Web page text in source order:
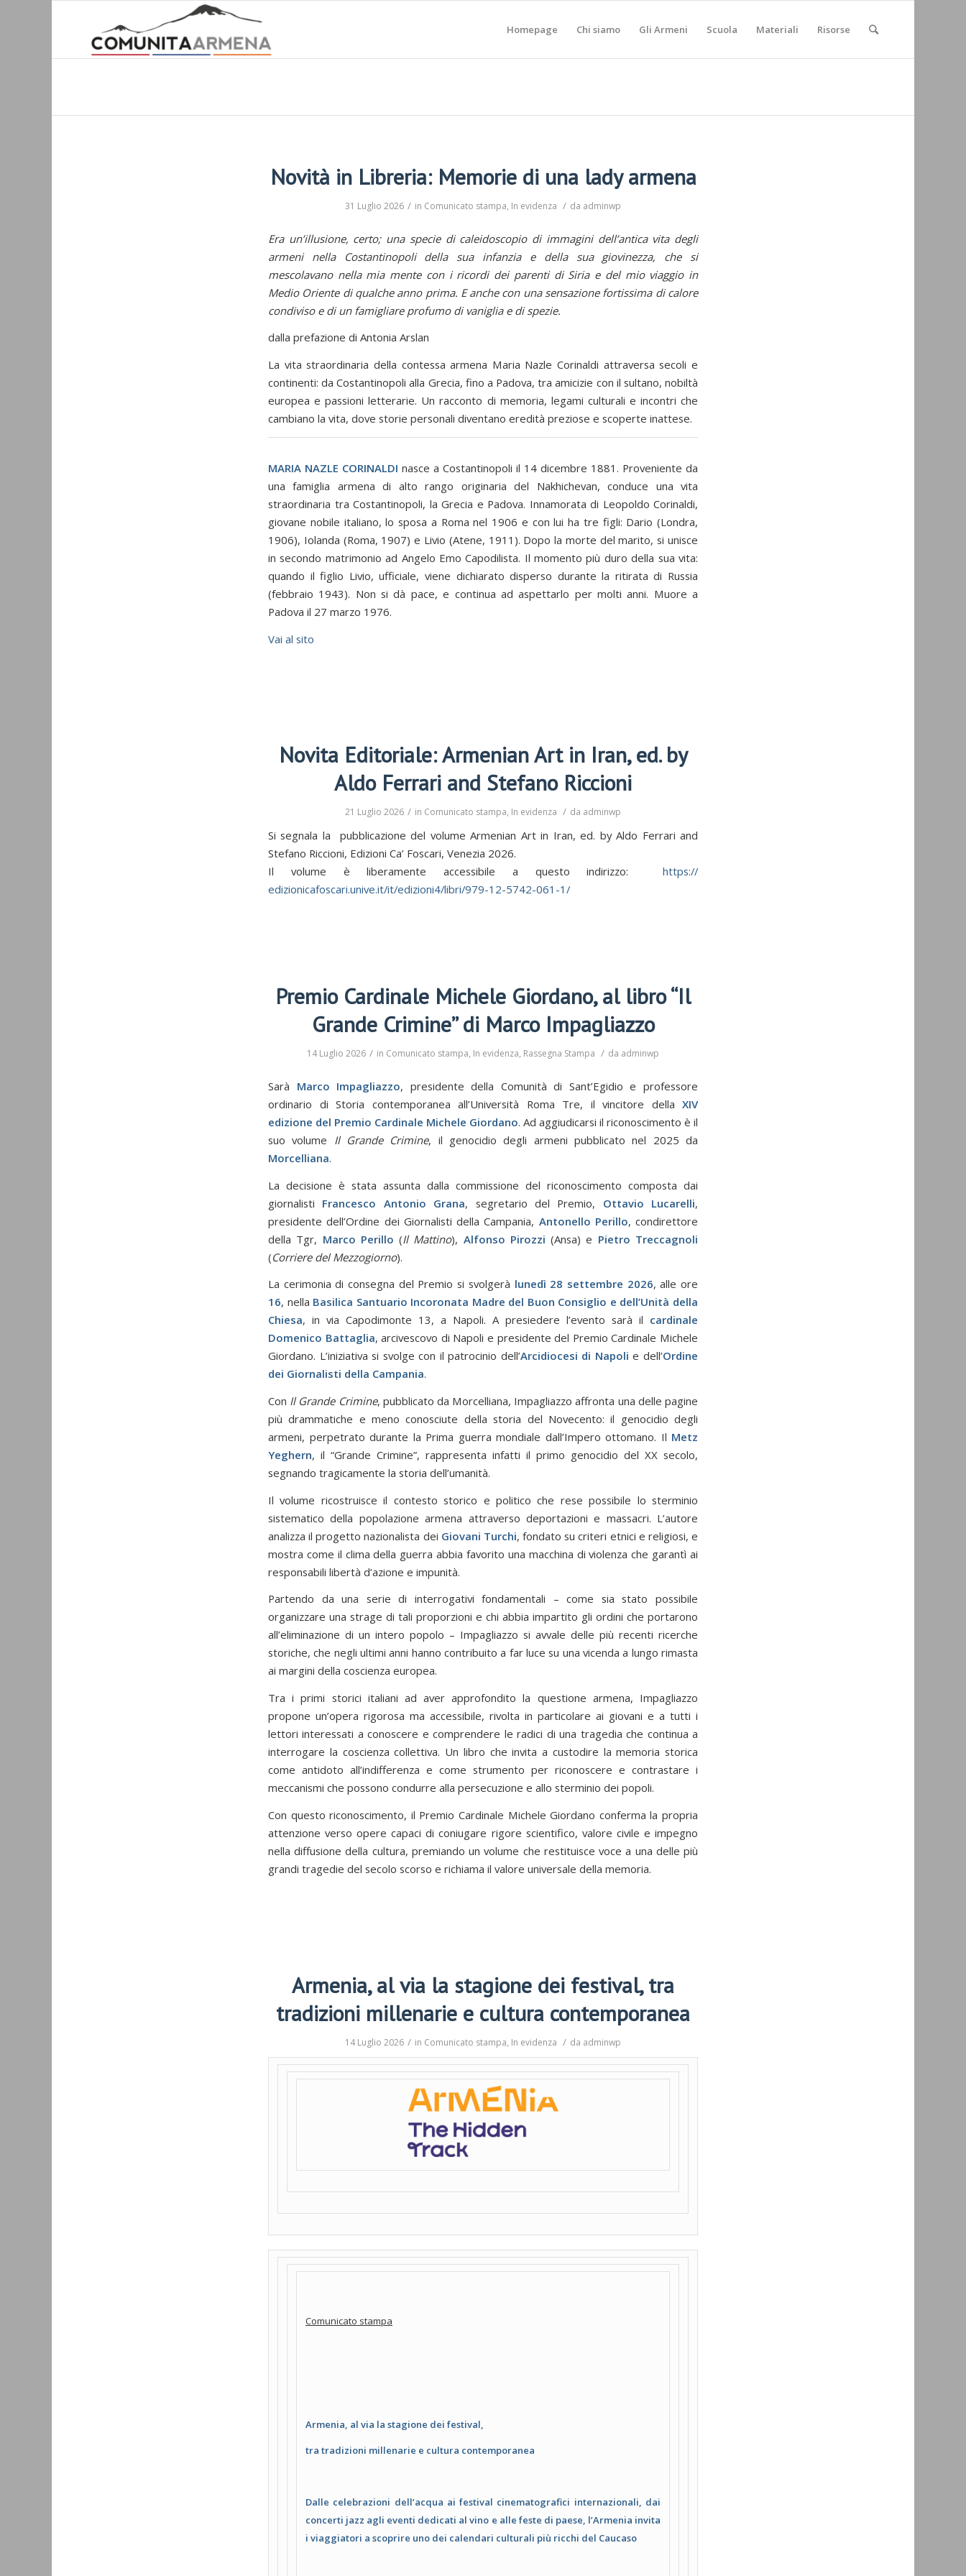
Homepage Chi siamo Gli Armeni Scuola Materiali Risorse
Novità in Libreria: Memorie di una lady armena
31 Luglio 2026 / in Comunicato stampa, In evidenza / da adminwp
Era un’illusione, certo; una specie di caleidoscopio di immagini dell’antica vita degli
armeni nella Costantinopoli della sua infanzia e della sua giovinezza, che si
mescolavano nella mia mente con i ricordi dei parenti di Siria e del mio viaggio in
Medio Oriente di qualche anno prima. E anche con una sensazione fortissima di calore
condiviso e di un famigliare profumo di vaniglia e di spezie.
dalla prefazione di Antonia Arslan
La vita straordinaria della contessa armena Maria Nazle Corinaldi attraversa secoli e
continenti: da Costantinopoli alla Grecia, fino a Padova, tra amicizie con il sultano, nobiltà
europea e passioni letterarie. Un racconto di memoria, legami culturali e incontri che
cambiano la vita, dove storie personali diventano eredità preziose e scoperte inattese.
MARIA NAZLE CORINALDI nasce a Costantinopoli il 14 dicembre 1881. Proveniente da
una famiglia armena di alto rango originaria del Nakhichevan, conduce una vita
straordinaria tra Costantinopoli, la Grecia e Padova. Innamorata di Leopoldo Corinaldi,
giovane nobile italiano, lo sposa a Roma nel 1906 e con lui ha tre figli: Dario (Londra,
1906), Iolanda (Roma, 1907) e Livio (Atene, 1911). Dopo la morte del marito, si unisce
in secondo matrimonio ad Angelo Emo Capodilista. Il momento più duro della sua vita:
quando il figlio Livio, ufficiale, viene dichiarato disperso durante la ritirata di Russia
(febbraio 1943). Non si dà pace, e continua ad aspettarlo per molti anni. Muore a
Padova il 27 marzo 1976.
Vai al sito
Novita Editoriale: Armenian Art in Iran, ed. by
Aldo Ferrari and Stefano Riccioni
21 Luglio 2026 / in Comunicato stampa, In evidenza / da adminwp
Si segnala la pubblicazione del volumeArmenian Art in Iran, ed. by Aldo Ferrari and
Stefano Riccioni, Edizioni Ca’ Foscari, Venezia 2026.
Il volume è liberamente accessibile a questo indirizzo: https://
edizionicafoscari.unive.it/it/edizioni4/libri/979-12-5742-061-1/
Premio Cardinale Michele Giordano, al libro “Il
Grande Crimine” di Marco Impagliazzo
14 Luglio 2026 / in Comunicato stampa, In evidenza, Rassegna Stampa / da adminwp
Sarà Marco Impagliazzo, presidente della Comunità di Sant’Egidio e professore
ordinario di Storia contemporanea all’Università Roma Tre, il vincitore della XIV
edizione del Premio Cardinale Michele Giordano. Ad aggiudicarsi il riconoscimento è il
suo volume Il Grande Crimine, il genocidio degli armeni pubblicato nel 2025 da
Morcelliana.
La decisione è stata assunta dalla commissione del riconoscimento composta dai
giornalisti Francesco Antonio Grana, segretario del Premio, Ottavio Lucarelli,
presidente dell’Ordine dei Giornalisti della Campania, Antonello Perillo, condirettore
della Tgr, Marco Perillo (Il Mattino), Alfonso Pirozzi (Ansa) e Pietro Treccagnoli
(Corriere del Mezzogiorno).
La cerimonia di consegna del Premio si svolgerà lunedì 28 settembre 2026, alle ore
16, nella Basilica Santuario Incoronata Madre del Buon Consiglio e dell’Unità della
Chiesa, in via Capodimonte 13, a Napoli. A presiedere l’evento sarà il cardinale
Domenico Battaglia, arcivescovo di Napoli e presidente del Premio Cardinale Michele
Giordano. L’iniziativa si svolge con il patrocinio dell’Arcidiocesi di Napoli e dell’Ordine
dei Giornalisti della Campania.
Con Il Grande Crimine, pubblicato da Morcelliana, Impagliazzo affronta una delle pagine
più drammatiche e meno conosciute della storia del Novecento: il genocidio degli
armeni, perpetrato durante la Prima guerra mondiale dall’Impero ottomano. Il Metz
Yeghern, il “Grande Crimine”, rappresenta infatti il primo genocidio del XX secolo,
segnando tragicamente la storia dell’umanità.
Il volume ricostruisce il contesto storico e politico che rese possibile lo sterminio
sistematico della popolazione armena attraverso deportazioni e massacri. L’autore
analizza il progetto nazionalista dei Giovani Turchi, fondato su criteri etnici e religiosi, e
mostra come il clima della guerra abbia favorito una macchina di violenza che garantì ai
responsabili libertà d’azione e impunità.
Partendo da una serie di interrogativi fondamentali – come sia stato possibile
organizzare una strage di tali proporzioni e chi abbia impartito gli ordini che portarono
all’eliminazione di un intero popolo – Impagliazzo si avvale delle più recenti ricerche
storiche, che negli ultimi anni hanno contribuito a far luce su una vicenda a lungo rimasta
ai margini della coscienza europea.
Tra i primi storici italiani ad aver approfondito la questione armena, Impagliazzo
propone un’opera rigorosa ma accessibile, rivolta in particolare ai giovani e a tutti i
lettori interessati a conoscere e comprendere le radici di una tragedia che continua a
interrogare la coscienza collettiva. Un libro che invita a custodire la memoria storica
come antidoto all’indifferenza e come strumento per riconoscere e contrastare i
meccanismi che possono condurre alla persecuzione e allo sterminio dei popoli.
Con questo riconoscimento, il Premio Cardinale Michele Giordano conferma la propria
attenzione verso opere capaci di coniugare rigore scientifico, valore civile e impegno
nella diffusione della cultura, premiando un volume che restituisce voce a una delle più
grandi tragedie del secolo scorso e richiama il valore universale della memoria.
Armenia, al via la stagione dei festival, tra
tradizioni millenarie e cultura contemporanea
14 Luglio 2026 / in Comunicato stampa, In evidenza / da adminwp
Comunicato stampa
Armenia, al via la stagione dei festival,
tra tradizioni millenarie e cultura contemporanea
Dalle celebrazioni dell’acqua ai festival cinematografici internazionali, dai
concerti jazz agli eventi dedicati al vino e alle feste di paese, l’Armenia invita
i viaggiatori a scoprire uno dei calendari culturali più ricchi del Caucaso